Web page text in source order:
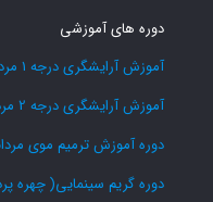
دوره های آموزشی
آموزش آرایشگری درجه 1 مردانه ( دوره آرایش و پیرایش پیشرفته)
آموزش آرایشگری درجه 2 مردانه (دوره آرایش و پیرایش مبتدی)
دوره آموزش ترمیم موی
دوره گریم سینمایی( چهره